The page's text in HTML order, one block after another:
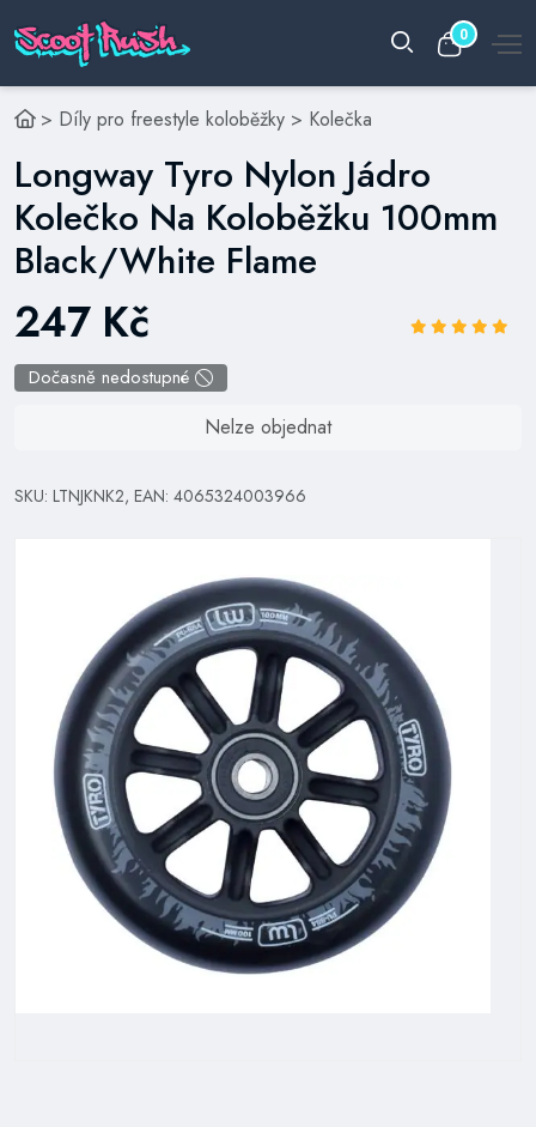
0
> Díly pro freestyle koloběžky > Kolečka
Longway Tyro Nylon Jádro
Kolečko Na Koloběžku 100mm
Black/White Flame
247 Kč
Dočasně nedostupné
Nelze objednat
SKU: LTNJKNK2, EAN: 4065324003966